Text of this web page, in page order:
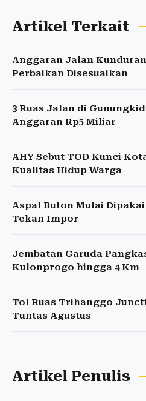
Artikel Terkait
Anggaran Jalan
Perbaikan Disesuaikan
3 Ruas Jalan di
Anggaran Rp5 Miliar
AHY Sebut TOD Kunci
Kualitas Hidup Warga
Aspal Buton Mulai
Tekan Impor
Jembatan Garuda
Kulonprogo hingga 4 Km
Tol Ruas Trihanggo
Tuntas Agustus
Artikel Penulis